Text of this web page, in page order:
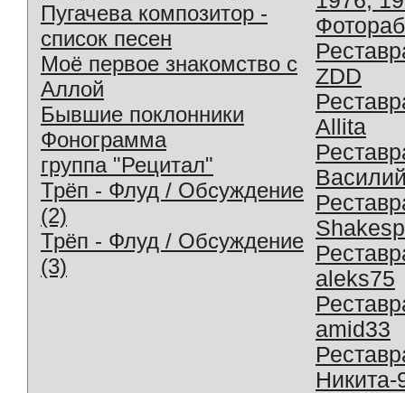
Пугачева композитор -
список песен
Моё первое знакомство с
Аллой
Бывшие поклонники
Фонограмма
группа "Рецитал"
Трёп - Флуд / Обсуждение
(2)
Трёп - Флуд / Обсуждение
(3)
ZDD
Allita
aleks75
amid33
Никита-